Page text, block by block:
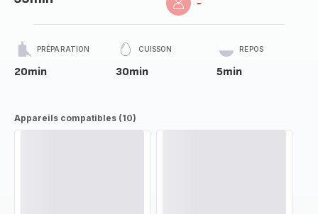
-
PRÉPARATION
20min
CUISSON
30min
REPOS
5min
Appareils compatibles (10)